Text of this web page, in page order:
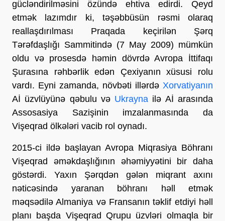
gücləndirilməsini özündə ehtiva edirdi. Qeyd
etmək lazımdır ki, təşəbbüsün rəsmi olaraq
reallaşdırılması Praqada keçirilən Şərq
Tərəfdaşlığı Sammitində (7 May 2009) mümkün
oldu və prosesdə həmin dövrdə Avropa İttifaqı
Şurasına rəhbərlik edən Çexiyanın xüsusi rolu
vardı. Eyni zamanda, növbəti illərdə Xorvatiyanın
Aİ üzvlüyünə qəbulu və Ukrayna ilə Aİ arasında
Assosasiya Sazişinin imzalanmasında da
Vişeqrad ölkələri vacib rol oynadı.
2015-ci ildə başlayan Avropa Miqrasiya Böhranı
Vişeqrad əməkdaşlığının əhəmiyyətini bir daha
göstərdi. Yaxın Şərqdən gələn miqrant axını
nəticəsində yaranan böhranı həll etmək
məqsədilə Almaniya və Fransanın təklif etdiyi həll
planı başda Vişeqrad Qrupu üzvləri olmaqla bir